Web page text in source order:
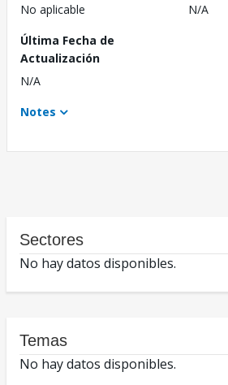
No aplicable
N/A
Última Fecha de
Actualización
N/A
Notes
Sectores
No hay datos disponibles.
Temas
No hay datos disponibles.